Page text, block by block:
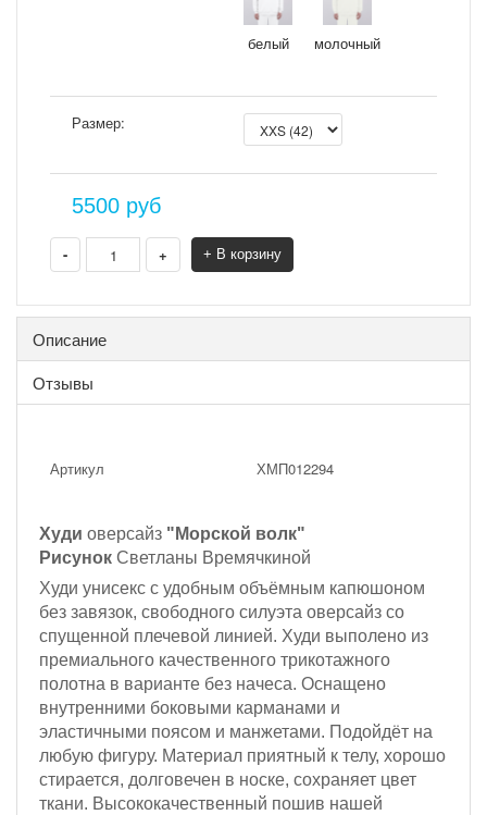
белый молочный
Размер:
5500 руб
- + + В корзину
Описание
Отзывы
Артикул ХМП012294
Худи оверсайз "Морской волк"
Рисунок Светланы Времячкиной
Худи унисекс с удобным объёмным капюшоном
без завязок, свободного силуэта оверсайз со
спущенной плечевой линией. Худи выполено из
премиального качественного трикотажного
полотна в варианте без начеса. Оснащено
внутренними боковыми карманами и
эластичными поясом и манжетами. Подойдёт на
любую фигуру. Материал приятный к телу, хорошо
стирается, долговечен в носке, сохраняет цвет
ткани. Высококачественный пошив нашей